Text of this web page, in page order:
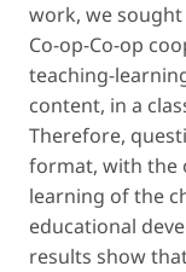
work, we
Co-op-Co-op
teaching-
content, in a
Therefore,
format, with the
learning of the
educational
results show